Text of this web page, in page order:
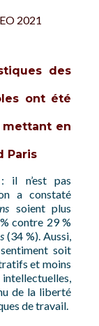
2021
des
ont été
mettant en
Paris
: il n’est pas
a constaté
soient plus
contre 29 %
(34 %). Aussi,
soit
et moins
de la liberté
de travail.